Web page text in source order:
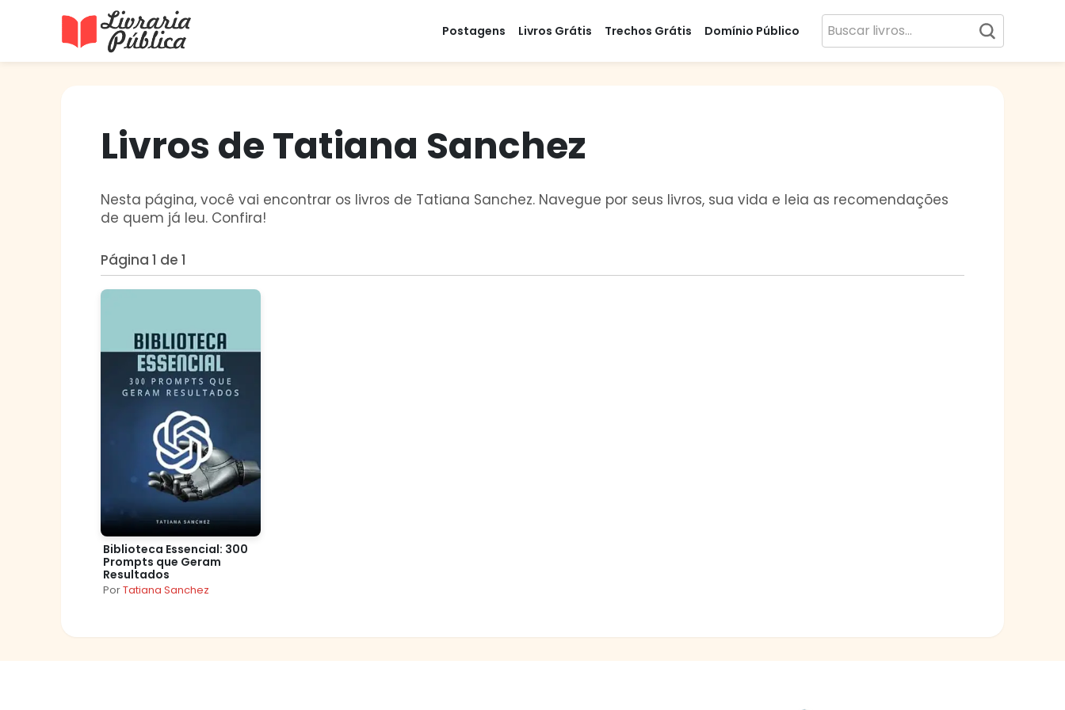
Postagens Livros Grátis Trechos Grátis Domínio Público
Livros de Tatiana Sanchez
Nesta página, você vai encontrar os livros de Tatiana Sanchez. Navegue por seus livros, sua vida e leia as recomendações
de quem já leu. Confira!
Página 1 de 1
Biblioteca Essencial: 300
Prompts que Geram
Resultados
PorTatiana Sanchez